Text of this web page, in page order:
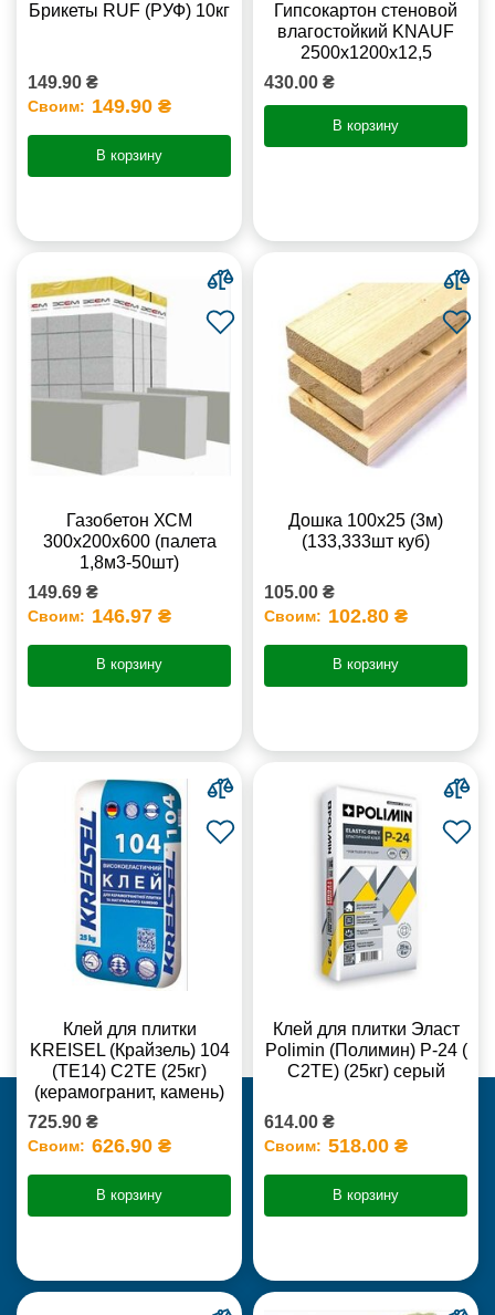
Брикеты RUF (РУФ) 10кг
149.90 ₴
Своим: 149.90 ₴
В корзину
Гипсокартон стеновой
влагостойкий KNAUF
2500х1200х12,5
430.00 ₴
В корзину
Газобетон ХСМ
300x200x600 (палета
1,8м3-50шт)
149.69 ₴
Своим: 146.97 ₴
В корзину
Дошка 100х25 (3м)
(133,333шт куб)
105.00 ₴
Своим: 102.80 ₴
В корзину
Клей для плитки
KREISEL (Крайзель) 104
(ТЕ14) С2TE (25кг)
(керамогранит, камень)
725.90 ₴
Своим: 626.90 ₴
В корзину
Клей для плитки Эласт
Polimin (Полимин) Р-24 (
С2ТЕ) (25кг) серый
614.00 ₴
Своим: 518.00 ₴
В корзину